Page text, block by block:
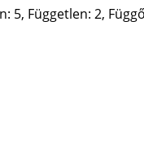
5, Független: 2,